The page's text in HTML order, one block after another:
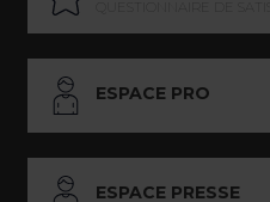
ESPACE PRO
ESPACE PRESSE